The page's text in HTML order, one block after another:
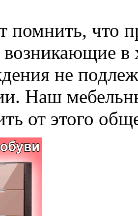
помнить, что
в
не
Наш
от этого